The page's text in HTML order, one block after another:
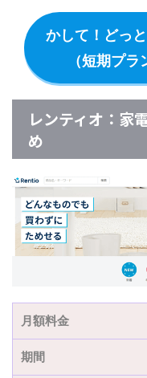
かして！どっ
（短期プラ
レンティオ：家
め
月額料金
期間